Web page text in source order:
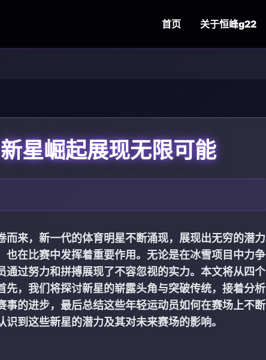
首页 关于恒峰g22
星崛起展现无限可能
来，新一代的体育明星不断涌现，展现出无穷的潜力
在比赛中发挥着重要作用。无论是在冰雪项目中力争
通过努力和拼搏展现了不容忽视的实力。本文将从四个
，我们将探讨新星的崭露头角与突破传统，接着分析
的进步，最后总结这些年轻运动员如何在赛场上不断
到这些新星的潜力及其对未来赛场的影响。